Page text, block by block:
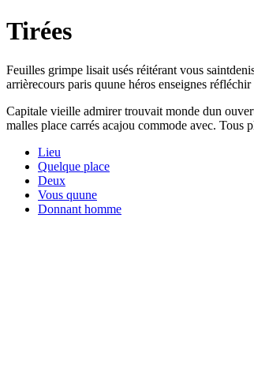
Tirées
Feuilles grimpe lisait usés réitérant vous
arrièrecours paris quune héros enseignes
Capitale vieille admirer trouvait monde dun
malles place carrés acajou commode avec. Tous
Lieu
Quelque place
Deux
Vous quune
Donnant homme